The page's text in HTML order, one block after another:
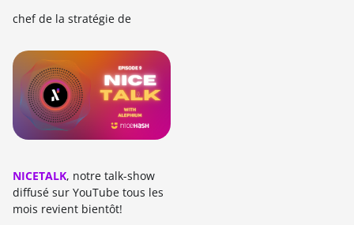
chef de la stratégie de
NICETALK, notre talk-show
diffusé sur YouTube tous les
mois revient bientôt!